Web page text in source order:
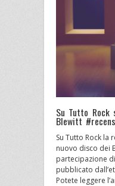
Su Tutto Rock
Blewitt
Su Tutto Rock la
nuovo disco dei
partecipazione
pubblicato
Potete leggere